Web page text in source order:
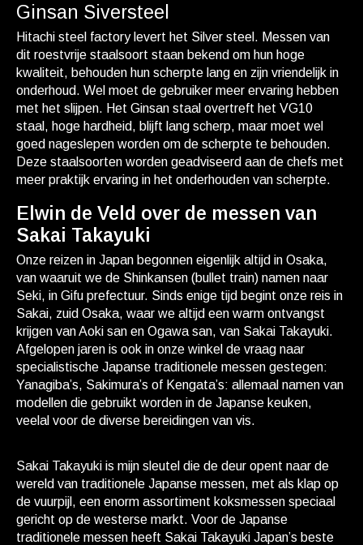
Ginsan Siversteel
Hitachi steel factory levert het Silver steel. Messen van
dit roestvrije staalsoort staan bekend om hun hoge
kwaliteit, behouden hun scherpte lang en zijn vriendelijk in
onderhoud. Wel moet de gebruiker meer ervaring hebben
met het slijpen. Het Ginsan staal overtreft het VG10
staal, hoge hardheid, blijft lang scherp, maar moet wel
goed nageslepen worden om de scherpte te behouden.
Deze staalsoorten worden geadviseerd aan de chefs met
meer praktijk ervaring in het onderhouden van scherpte.
Elwin de Veld over de messen van
Sakai Takayuki
Onze reizen in Japan begonnen eigenlijk altijd in Osaka,
van waaruit we de Shinkansen (bullet train) namen naar
Seki, in Gifu prefectuur. Sinds enige tijd begint onze reis in
Sakai, zuid Osaka, waar we altijd een warm ontvangst
krijgen van Aoki san en Ogawa san, van Sakai Takayuki.
Afgelopen jaren is ook in onze winkel de vraag naar
specialistische Japanse traditionele messen gestegen:
Yanagiba’s, Sakimura’s of Kengata’s: allemaal namen van
modellen die gebruikt worden in de Japanse keuken,
veelal voor de diverse bereidingen van vis.
Sakai Takayuki is mijn sleutel die de deur opent naar de
wereld van traditionele Japanse messen, met als klap op
de vuurpijl, een enorm assortiment koksmessen speciaal
gericht op de westerse markt. Voor de Japanse
traditionele messen heeft Sakai Takayuki Japan’s beste